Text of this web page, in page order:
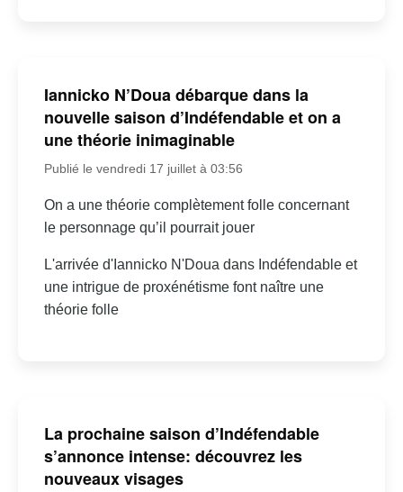
Iannicko N’Doua débarque dans la
nouvelle saison d’Indéfendable et on a
une théorie inimaginable
Publié le vendredi 17 juillet à 03:56
On a une théorie complètement folle concernant
le personnage qu’il pourrait jouer
L'arrivée d'Iannicko N'Doua dans Indéfendable et
une intrigue de proxénétisme font naître une
théorie folle
La prochaine saison d’Indéfendable
s’annonce intense: découvrez les
nouveaux visages